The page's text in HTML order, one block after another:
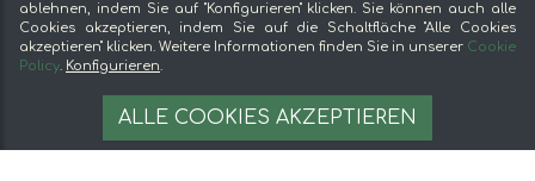
AÑADIR A LA CESTA
Rechtliches
Impressum
Bedingungen und Konditionen
Sichere Bezahlung
ablehnen, indem Sie auf "Konfigurieren" klicken. Sie können auch alle
Cookies akzeptieren, indem Sie auf die Schaltfläche "Alle Cookies
akzeptieren" klicken. Weitere Informationen finden Sie in unserer Cookie
Policy. Konfigurieren.
ALLE COOKIES AKZEPTIEREN